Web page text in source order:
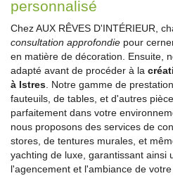
personnalisé
Chez AUX RÊVES D'INTÉRIEUR,
consultation approfondie pour
en matière de décoration. Ensuite,
adapté avant de procéder à la
à Istres . Notre gamme de
fauteuils, de tables, et d'autres
parfaitement dans votre
nous proposons des services de
stores, de tentures murales, et
yachting de luxe, garantissant ainsi
l'agencement et l'ambiance de votre